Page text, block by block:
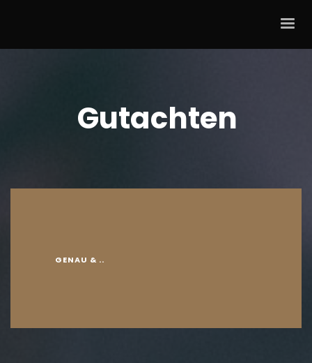
Gutachten
GENAU & ..